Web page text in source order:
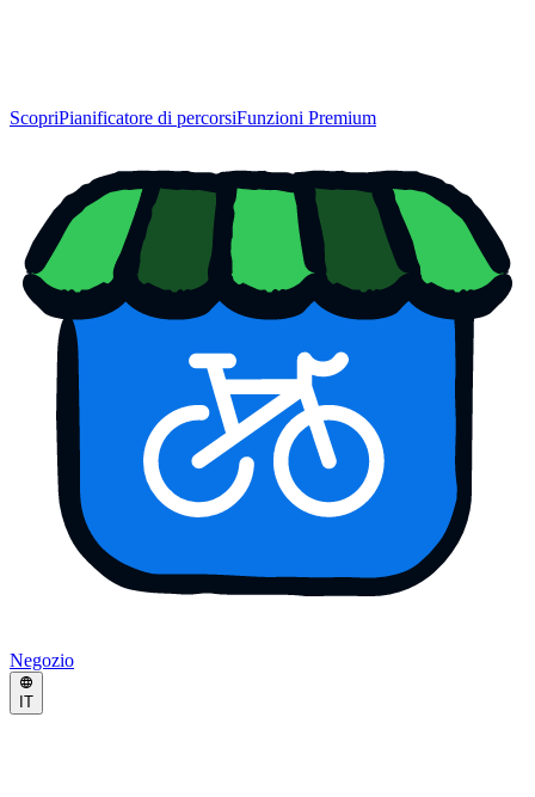
ScopriPianificatore di percorsiFunzioni Premium
Negozio
IT